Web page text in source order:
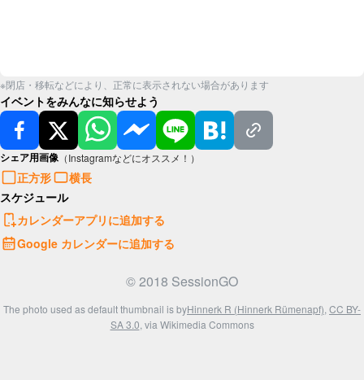
※閉店・移転などにより、正常に表示されない場合があります
イベントをみんなに知らせよう
シェア用画像 （Instagramなどにオススメ！）
正方形
横長
スケジュール
カレンダーアプリに追加する
Google カレンダーに追加する
© 2018 SessionGO
The photo used as default thumbnail is byHinnerk R (Hinnerk Rümenapf), CC BY-
SA 3.0, via Wikimedia Commons